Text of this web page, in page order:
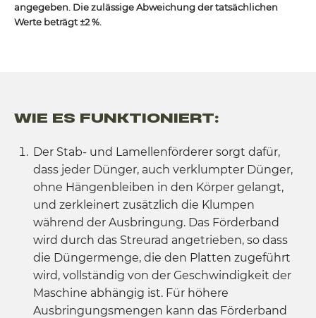
angegeben. Die zulässige Abweichung der tatsächlichen
Werte beträgt ±2 %.
WIE ES FUNKTIONIERT:
Der Stab- und Lamellenförderer sorgt dafür,
dass jeder Dünger, auch verklumpter Dünger,
ohne Hängenbleiben in den Körper gelangt,
und zerkleinert zusätzlich die Klumpen
während der Ausbringung. Das Förderband
wird durch das Streurad angetrieben, so dass
die Düngermenge, die den Platten zugeführt
wird, vollständig von der Geschwindigkeit der
Maschine abhängig ist. Für höhere
Ausbringungsmengen kann das Förderband